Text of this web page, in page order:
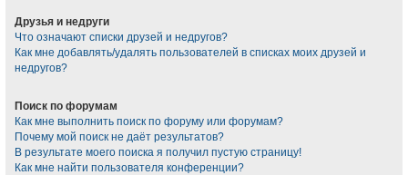
Друзья и недруги
Что означают списки друзей и недругов?
Как мне добавлять/удалять пользователей в списках моих друзей и
недругов?
Поиск по форумам
Как мне выполнить поиск по форуму или форумам?
Почему мой поиск не даёт результатов?
В результате моего поиска я получил пустую страницу!
Как мне найти пользователя конференции?